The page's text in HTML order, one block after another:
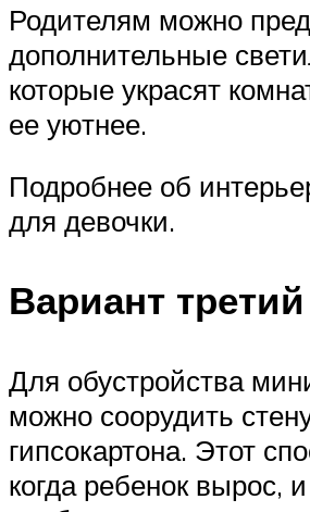
Родителям можно
дополнительные
которые украсят
ее уютнее.
Подробнее об
для девочки.
Вариант третий
Для обустройства
можно соорудить
гипсокартона. Этот
когда ребенок вырос,